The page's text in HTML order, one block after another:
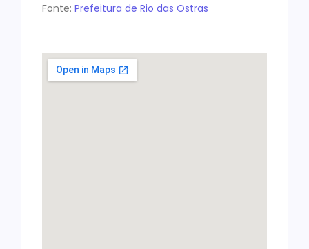
Fonte: Prefeitura de Rio das Ostras